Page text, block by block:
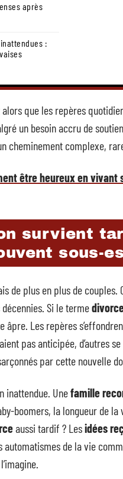
après
:
que les repères
un besoin accru de
cheminement complexe,
être heureux en vivant
survient
sous-
de plus en plus de
Si le terme
Les repères
pas anticipée, d’autres
par cette nouvelle
inattendue. Unefamille
boomers, la longueur de
aussi tardif ? Lesidées
automatismes de la vie